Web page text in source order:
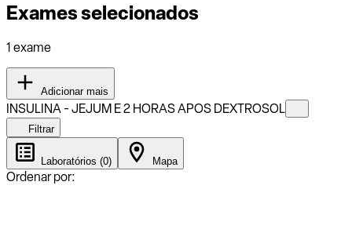
Exames selecionados
1 exame
Adicionar mais
INSULINA - JEJUM E 2 HORAS APOS DEXTROSOL
Filtrar
Laboratórios (0) Mapa
Ordenar por: